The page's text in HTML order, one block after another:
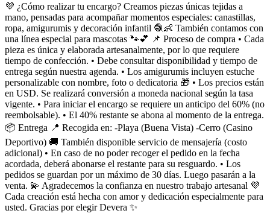
💜 ¿Cómo realizar tu encargo? Creamos piezas únicas tejidas a
mano, pensadas para acompañar momentos especiales: canastillas,
ropa, amigurumis y decoración infantil 🧶👶 También contamos con
una línea especial para mascotas 🐾💕 📌 Proceso de compra • Cada
pieza es única y elaborada artesanalmente, por lo que requiere
tiempo de confección. • Debe consultar disponibilidad y tiempo de
entrega según nuestra agenda. • Los amigurumis incluyen estuche
personalizable con nombre, foto o dedicatoria 🎁 • Los precios están
en USD. Se realizará conversión a moneda nacional según la tasa
vigente. • Para iniciar el encargo se requiere un anticipo del 60% (no
reembolsable). • El 40% restante se abona al momento de la entrega.
📦 Entrega 📍 Recogida en: -Playa (Buena Vista) -Cerro (Casino
Deportivo) 🚚 También disponible servicio de mensajería (costo
adicional) • En caso de no poder recoger el pedido en la fecha
acordada, deberá abonarse el restante para su resguardo. • Los
pedidos se guardan por un máximo de 30 días. Luego pasarán a la
venta. 💫 Agradecemos la confianza en nuestro trabajo artesanal 💜
Cada creación está hecha con amor y dedicación especialmente para
usted. Gracias por elegir Devera ✨